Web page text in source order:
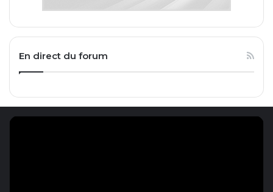
En direct du forum